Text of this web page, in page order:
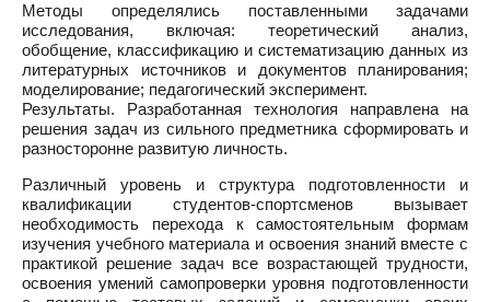
Методы определялись поставленными задачами
исследования, включая: теоретический анализ,
обобщение, классификацию и систематизацию данных из
литературных источников и документов планирования;
моделирование; педагогический эксперимент.
Результаты. Разработанная технология направлена на
решения задач из сильного предметника сформировать и
разносторонне развитую личность.
Различный уровень и структура подготовленности и
квалификации студентов-спортсменов вызывает
необходимость перехода к самостоятельным формам
изучения учебного материала и освоения знаний вместе с
практикой решение задач все возрастающей трудности,
освоения умений самопроверки уровня подготовленности